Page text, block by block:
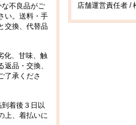
不良品がご
い。送料・手
交換、代替品
化、甘味、触
品・交換、
了承くださ
着後３日以
上、着払いに
店舗運営責任者 /